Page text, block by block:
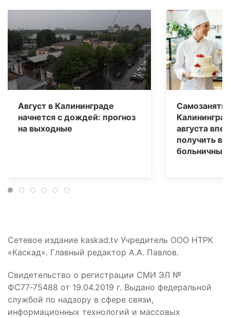
Август в Калининграде
начнется с дождей: прогноз
на выходные
августа
получить
больничным
Сетевое издание kaskad.tv Учредитель ООО НТРК
«Каскад». Главный редактор А.А. Павлов.
Свидетельство о регистрации СМИ ЭЛ №
ФС77‑75488 от 19.04.2019 г. Выдано федеральной
службой по надзору в сфере связи,
информационных технологий и массовых